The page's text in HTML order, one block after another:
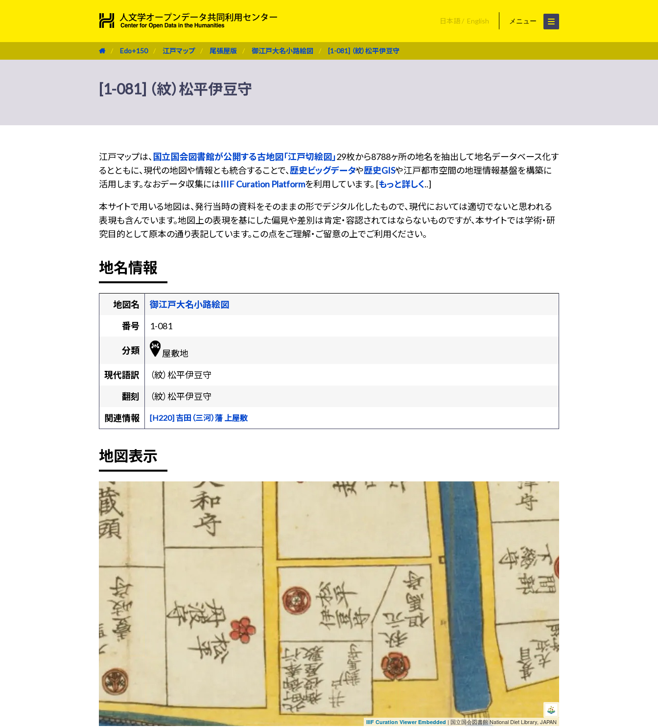
日本語 English メニュー
Edo+150 江戸マップ 尾張屋版 御江戸大名小路絵図 [1-081] （紋）松平伊豆守
[1-081] （紋）松平伊豆守
江戸マップは、 国立国会図書館が公開する古地図「江戸切絵図」29枚から8788ヶ所の地名を抽出して地名データベース化す
るとともに、現代の地図や情報とも統合することで、歴史ビッグデータや歴史GISや江戸都市空間の地理情報基盤を構築に
活用します。なおデータ収集にはIIIF Curation Platformを利用しています。 [もっと詳しく..]
本サイトで用いる地図は、発行当時の資料をそのままの形でデジタル化したもので、現代においては適切でないと思われる
表現も含んでいます。地図上の表現を基にした偏見や差別は肯定・容認されてはならないものですが、本サイトでは学術・研
究目的として原本の通り表記しています。この点をご理解・ご留意の上でご利用ください。
地名情報
地図名
御江戸大名小路絵図
番号
1-081
分類
屋敷地
現代語訳
（紋）松平伊豆守
翻刻
（紋）松平伊豆守
関連情報
[H220] 吉田（三河）藩 上屋敷
地図表示
+
-
IIIF Curation Viewer Embedded | 国立国会図書館 National Diet Library, JAPAN